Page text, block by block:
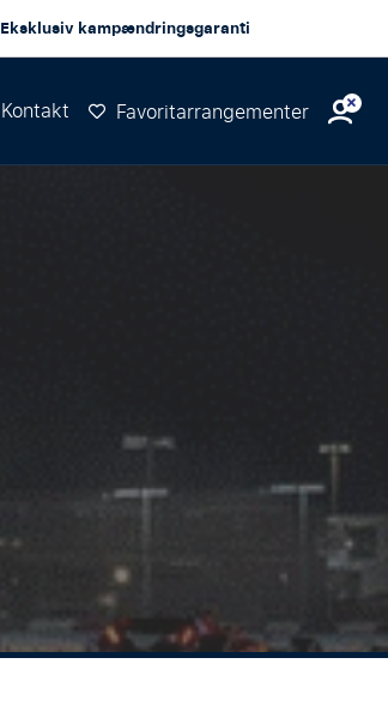
Eksklusiv kampændringsgaranti
Kontakt Favoritarrangementer